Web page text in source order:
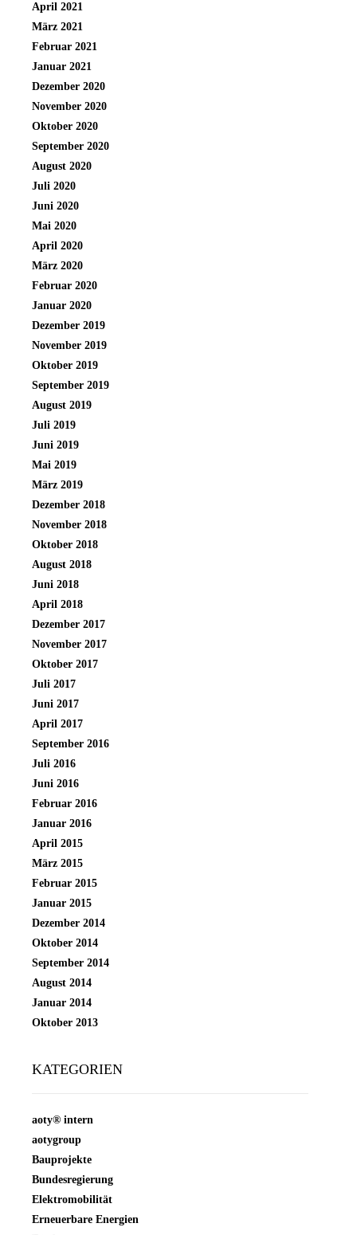
April 2021
März 2021
Februar 2021
Januar 2021
Dezember 2020
November 2020
Oktober 2020
September 2020
August 2020
Juli 2020
Juni 2020
Mai 2020
April 2020
März 2020
Februar 2020
Januar 2020
Dezember 2019
November 2019
Oktober 2019
September 2019
August 2019
Juli 2019
Juni 2019
Mai 2019
März 2019
Dezember 2018
November 2018
Oktober 2018
August 2018
Juni 2018
April 2018
Dezember 2017
November 2017
Oktober 2017
Juli 2017
Juni 2017
April 2017
September 2016
Juli 2016
Juni 2016
Februar 2016
Januar 2016
April 2015
März 2015
Februar 2015
Januar 2015
Dezember 2014
Oktober 2014
September 2014
August 2014
Januar 2014
Oktober 2013
KATEGORIEN
aoty® intern
aotygroup
Bauprojekte
Bundesregierung
Elektromobilität
Erneuerbare Energien